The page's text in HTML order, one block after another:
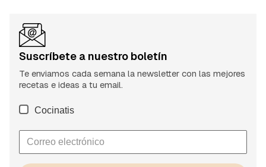
Suscríbete a nuestro boletín
Te enviamos cada semana la newsletter con las mejores
recetas e ideas a tu email.
Cocinatis